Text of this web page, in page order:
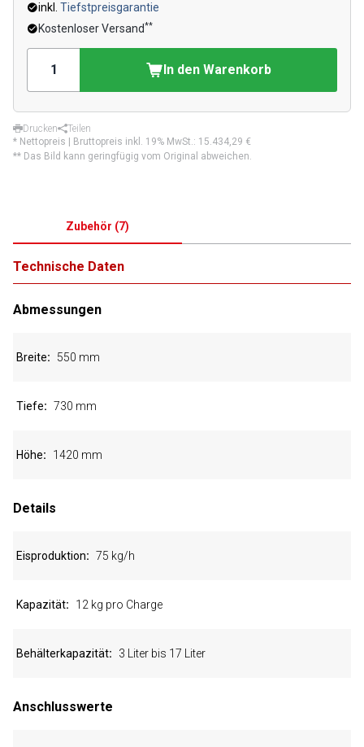
inkl. Tiefstpreisgarantie
Kostenloser Versand**
In den Warenkorb
Drucken
Teilen
* Nettopreis | Bruttopreis inkl. 19% MwSt.: 15.434,29 €
** Das Bild kann geringfügig vom Original abweichen.
Zubehör (7)
Technische Daten
Abmessungen
Breite 550 mm
Tiefe 730 mm
Höhe 1420 mm
Details
Eisproduktion 75 kg/h
Kapazität 12 kg pro Charge
Behälterkapazität 3 Liter bis 17 Liter
Anschlusswerte